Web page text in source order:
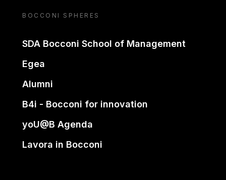
BOCCONI SPHERES
SDA Bocconi School of Management
Egea
Alumni
B4i - Bocconi for innovation
yoU@B Agenda
Lavora in Bocconi